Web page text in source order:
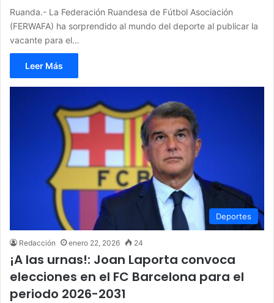
Ruanda.- La Federación Ruandesa de Fútbol Asociación
(FERWAFA) ha sorprendido al mundo del deporte al publicar la
vacante para el…
Leer Más
Deportes
Redacción enero 22, 2026 24
¡A las urnas!: Joan Laporta convoca
elecciones en el FC Barcelona para el
periodo 2026-2031